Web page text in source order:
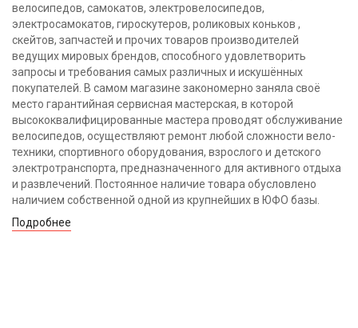
велосипедов, самокатов, электровелосипедов,
электросамокатов, гироскутеров, роликовых коньков ,
скейтов, запчастей и прочих товаров производителей
ведущих мировых брендов, способного удовлетворить
запросы и требования самых различных и искушённых
покупателей. В самом магазине закономерно заняла своё
место гарантийная сервисная мастерская, в которой
высококвалифицированные мастера проводят обслуживание
велосипедов, осуществляют ремонт любой сложности вело-
техники, спортивного оборудования, взрослого и детского
электротранспорта, предназначенного для активного отдыха
и развлечений. Постоянное наличие товара обусловлено
наличием собственной одной из крупнейших в ЮФО базы.
Подробнее